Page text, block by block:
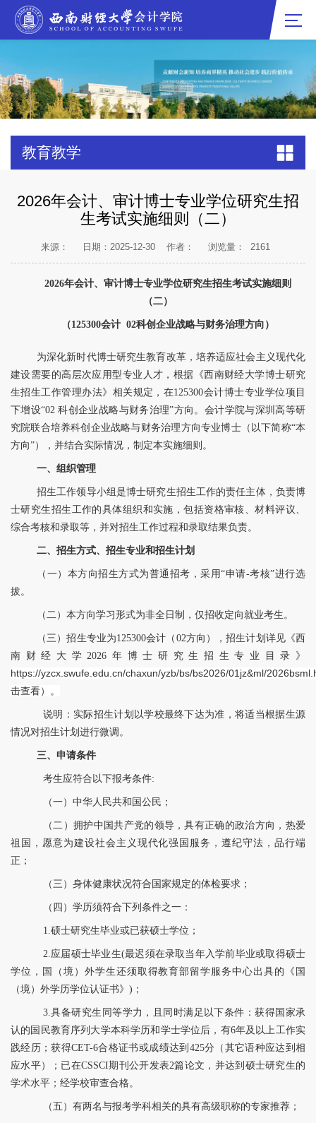
教育教学
2026年会计、审计博士专业学位研究生招
生考试实施细则（二）
来源： 日期：2025-12-30 作者： 浏览量： 2161
2026年会计、审计博士专业学位研究生招生考试实施细则
（二）
（125300会计 02科创企业战略与财务治理方向）
为深化新时代博士研究生教育改革，培养适应社会主义现代化
建设需要的高层次应用型专业人才，根据《西南财经大学博士研究
生招生工作管理办法》 相关规定， 在125300会计博士专业学位项目
下增设“02 科创企业战略与财务治理”方向。 会计学院与深圳高等研
究院联合培养科创企业战略与财务治理方向专业博士（以下简称“本
方向”）
， 并结合实际情况，制定本实施细则。
一、组织管理
招生工作领导小组是博士研究生招生工作的责任主体， 负责博
士研究生招生工作的具体组织和实施，包括资格审核、材料评议、
综合考核和录取等，并对招生工作过程和录取结果负责。
二、招生方式、招生专业和招生计划
（一）本方向招生方式为普通招考，采用“申请-考核”进行选
拔。
（二）本方向学习形式为非全日制，仅招收定向就业考生。
（三）招生专业为125300会计（02方向），招生计划详见《西
南财经大学2026年博士研究生招生专业目录》
https://yzcx.swufe.edu.cn/chaxun/yzb/bs/bs2026/01jz&ml/
击查看）。
说明：实际招生计划以学校最终下达为准，将适当根据生源
情况对招生计划进行微调。
三、申请条件
考生应符合以下报考条件:
（一）中华人民共和国公民；
（二）拥护中国共产党的领导，具有正确的政治方向，热爱
祖国，愿意为建设社会主义现代化强国服务，遵纪守法，品行端
正；
（三）身体健康状况符合国家规定的体检要求；
（四）学历须符合下列条件之一：
1.硕士研究生毕业或已获硕士学位；
2.应届硕士毕业生(最迟须在录取当年入学前毕业或取得硕士
学位，国（境）外学生还须取得教育部留学服务中心出具的《国
（境）外学历学位认证书》)；
3.具备研究生同等学力，且同时满足以下条件 ：获得国家承
认的国民教育序列大学本科学历和学士学位后，有6年及以上工作实
践经历；获得CET-6合格证书或成绩达到425分（其它语种应达到相
应水平）； 已在CSSCI期刊公开发表2篇论文，并达到硕士研究生的
学术水平； 经学校审查合格。
（五）有两名与报考学科相关的具有高级职称的专家推荐 ；